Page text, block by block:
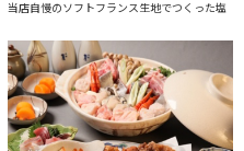
当店自慢のソフトフランス生地でつくった塩